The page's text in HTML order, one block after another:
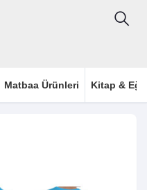
Matbaa Ürünleri Kitap &